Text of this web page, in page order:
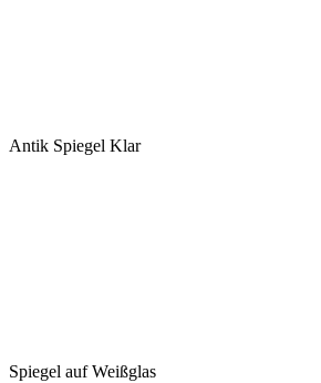
Antik Spiegel Klar
Spiegel auf Weißglas